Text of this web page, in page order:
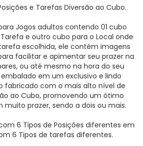
e Tarefas Diversão ao Cubo.
Jogos adultos contendo 01 cubo
e outro cubo para o Local onde
escolhida, ele contém imagens
facilitar e apimentar seu prazer na
ou até mesmo na hora do seu
em um exclusivo e lindo
fabricado com o mais alto nível de
ao Cubo, promovendo um ótimo
prazer, sendo a dois ou mais.
6 Tipos de Posições diferentes em
6 Tipos de tarefas diferentes.